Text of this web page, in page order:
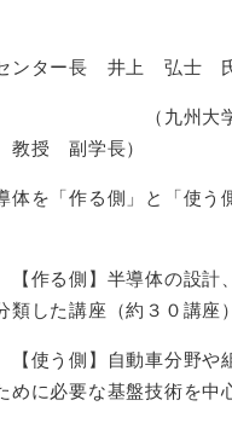
長 井上 弘士
学大学院
教授 副学長）
を「作る側」と「使う
導体の設計、製
類した講座（約３０講座）
動車分野や組込
めに必要な基盤技術を中